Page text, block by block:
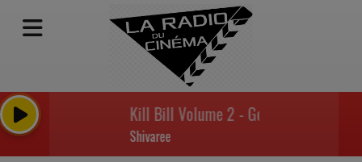
Kill Bill Volume 2 - Goodnight moon
Shivaree